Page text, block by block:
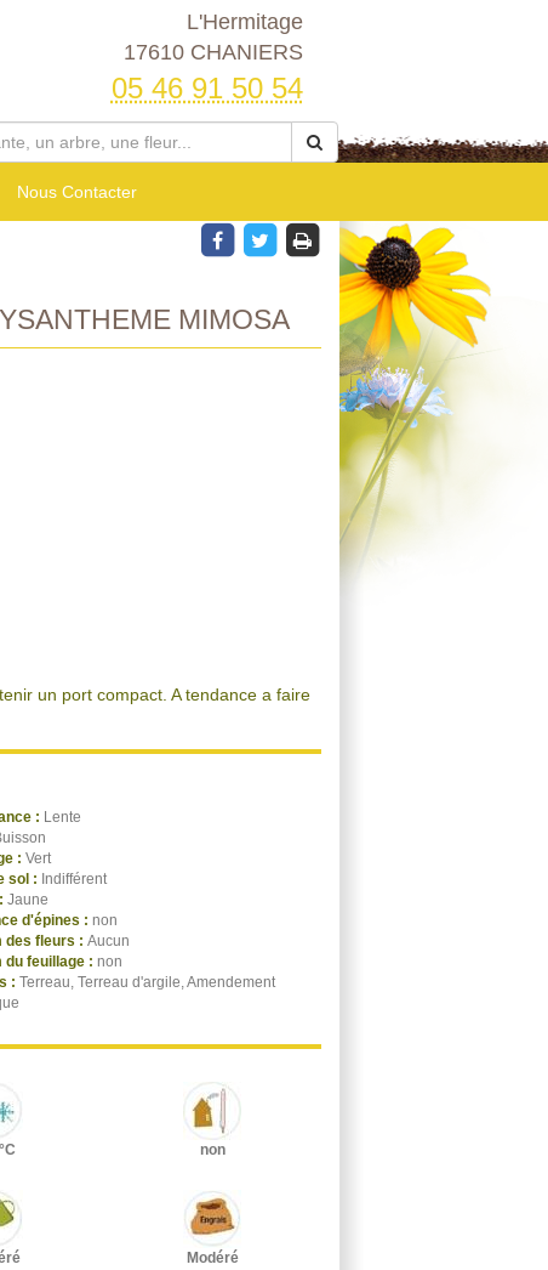
L'Hermitage
17610 CHANIERS
05 46 91 50 54
Nous Contacter
MIMOSA
un port compact. A tendance a faire
: Lente
: Vert
sol : Indifférent
Jaune
d'épines : non
des fleurs : Aucun
du feuillage : non
: Terreau, Terreau d'argile, Amendement
non
Modéré